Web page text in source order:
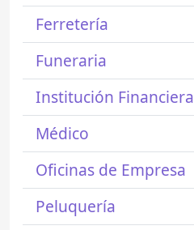
Ferretería
Funeraria
Institución Financiera
Médico
Oficinas de Empresa
Peluquería